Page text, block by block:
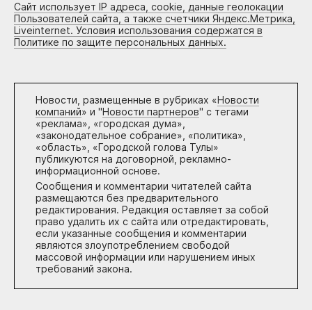
Сайт использует IP адреса, cookie, данные геолокации
Пользователей сайта, а также счетчики Яндекс.Метрика,
Liveinternet. Условия использования содержатся в
Политике по защите персональных данных.
Новости, размещенные в рубриках «Новости
компаний» и "Новости партнеров" с тегами
«реклама», «городская дума»,
«законодательное собрание», «политика»,
«область», «Городской голова Тулы»
публикуются на договорной, рекламно-
информационной основе.
Сообщения и комментарии читателей сайта
размещаются без предварительного
редактирования. Редакция оставляет за собой
право удалить их с сайта или отредактировать,
если указанные сообщения и комментарии
являются злоупотреблением свободой
массовой информации или нарушением иных
требований закона.